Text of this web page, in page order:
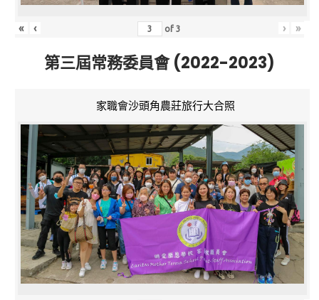
« ‹ of3 › »
第三屆常務委員會 (2022-2023)
家職會沙頭角農莊旅行大合照